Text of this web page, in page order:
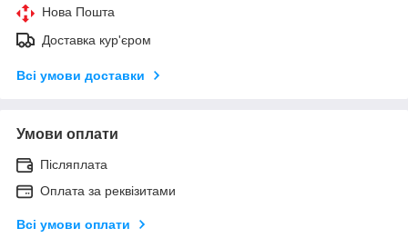
Нова Пошта
Доставка кур'єром
Всі умови доставки
Умови оплати
Післяплата
Оплата за реквізитами
Всі умови оплати